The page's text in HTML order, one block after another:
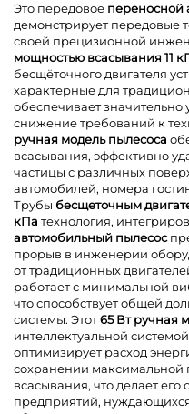
Это передовое переносной
демонстрирует передовые
своей прецизионной
мощностью всасывания 11
бесщёточного двигателя
характерные для
обеспечивает
снижение требований к
ручная модель пылесоса
всасывания, эффективно
частицы с различных
автомобилей, номера
Трубы бесщеточным
кПа технология,
автомобильный пылесос
прорыв в инженерии
от традиционных
работает с минимальной
что способствует общей
системы. Этот65 Вт ручная
интеллектуальной
оптимизирует расход
сохранении максимальной
всасывания, что делает
предприятий,